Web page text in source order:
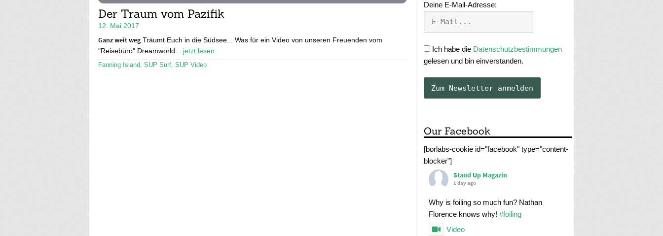
Deine E-Mail-Adresse:
Ich habe die Datenschutzbestimmungen
gelesen und bin einverstanden.
Our Facebook
[borlabs-cookie id="facebook" type="content-
blocker"]
Stand Up Magazin
1 day ago
Why is foiling so much fun? Nathan
Florence knows why! #foiling
Video
Der Traum vom Pazifik
12. Mai 2017
Ganz weit wegTräumt Euch in die Südsee... Was für ein Video von unseren Freuenden vom
"Reisebüro" Dreamworld... jetzt lesen
Fanning Island, SUP Surf, SUP Video